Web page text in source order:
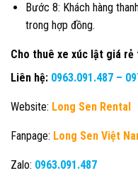
Bước 8: Khách hàng
trong hợp đồng.
Cho thuê xe xúc lật giá rẻ
Liên hệ: 0963.091.487 –
Website: Long Sen Rental
Fanpage: Long Sen Việt
Zalo: 0963.091.487